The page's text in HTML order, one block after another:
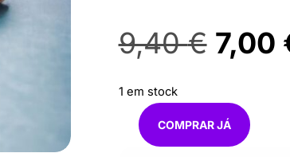
9,40€ O
preço
era:
7,00
1 em stock
Quantidade
COMPRAR JÁ